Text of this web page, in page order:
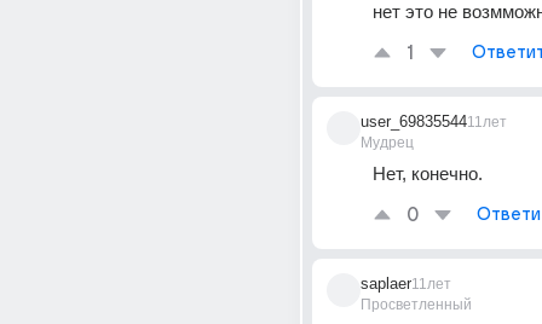
нет это не
1
user_69835544
Мудрец
11лет
Нет, конечно.
0
saplaer
Просветленный
11лет